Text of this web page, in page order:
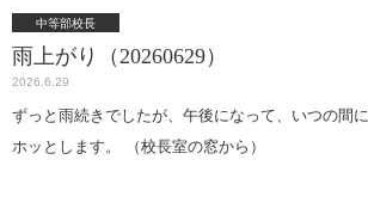
中等部校長
雨上がり（20260629）
2026.6.29
ずっと雨続きでしたが、午後になって、いつの間
ホッとします。 （校長室の窓から）